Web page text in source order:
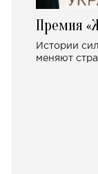
Премия
Истории
меняют